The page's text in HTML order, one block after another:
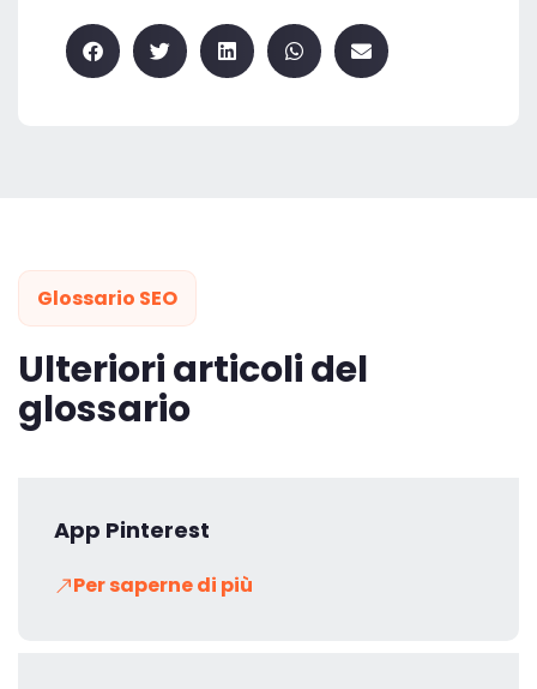
Glossario SEO
Ulteriori articoli del
glossario
App Pinterest
Per saperne di più